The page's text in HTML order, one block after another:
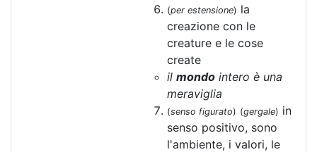
(per estensione) la
creazione con le
creature e le cose
create
il mondo intero è una
meraviglia
(senso figurato) (gergale) in
senso positivo, sono
l'ambiente, i valori, le